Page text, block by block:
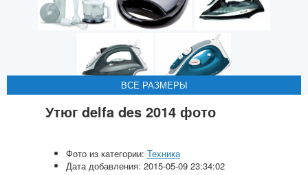
ВСЕ РАЗМЕРЫ
ВСЕ РАЗМЕРЫ
ВСЕ РАЗМЕРЫ
ВСЕ РАЗМЕРЫ
ВСЕ РАЗМЕРЫ
Утюг delfa des 2014 фото
Фото из категории: Техника
Дата добавления: 2015-05-09 23:34:02